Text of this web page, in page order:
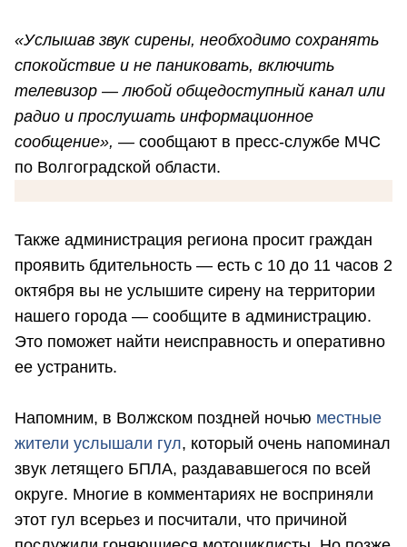
«Услышав звук сирены, необходимо сохранять
спокойствие и не паниковать, включить
телевизор — любой общедоступный канал или
радио и прослушать информационное
сообщение», — сообщают в пресс-службе МЧС
по Волгоградской области.
Также администрация региона просит граждан
проявить бдительность — есть с 10 до 11 часов 2
октября вы не услышите сирену на территории
нашего города — сообщите в администрацию.
Это поможет найти неисправность и оперативно
ее устранить.
Напомним, в Волжском поздней ночью местные
жители услышали гул, который очень напоминал
звук летящего БПЛА, раздававшегося по всей
округе. Многие в комментариях не восприняли
этот гул всерьез и посчитали, что причиной